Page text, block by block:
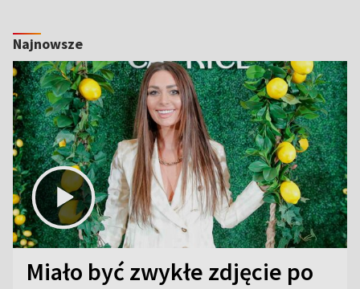
Najnowsze
Miało być zwykłe zdjęcie po